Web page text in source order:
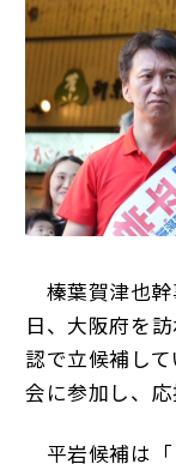
プライバシー
特定商取引法に
榛葉賀津也幹
日、大阪府を
認で立候補し
会に参加し、応
平岩候補は「